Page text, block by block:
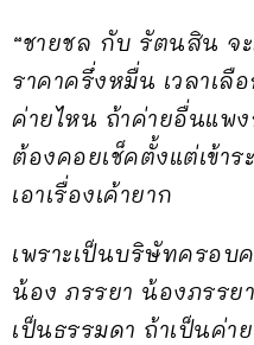
“ชายชล กับ รัตนสิน จ
ราคาครึ่งหมื่น เวลาเลื
ค่ายไหน ถ้าค่ายอื่นแพ
ต้องคอยเช็คตั้งแต่เข้า
เอาเรื่องเค้ายาก
เพราะเป็นบริษัทครอบ
น้อง ภรรยา น้องภรรย
เป็นธรรมดา ถ้าเป็นค่า